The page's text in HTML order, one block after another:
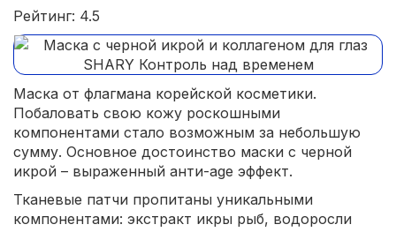
Рейтинг: 4.5
Маска от флагмана корейской косметики.
Побаловать свою кожу роскошными
компонентами стало возможным за небольшую
сумму. Основное достоинство маски с черной
икрой – выраженный анти-age эффект.
Тканевые патчи пропитаны уникальными
компонентами: экстракт икры рыб, водоросли